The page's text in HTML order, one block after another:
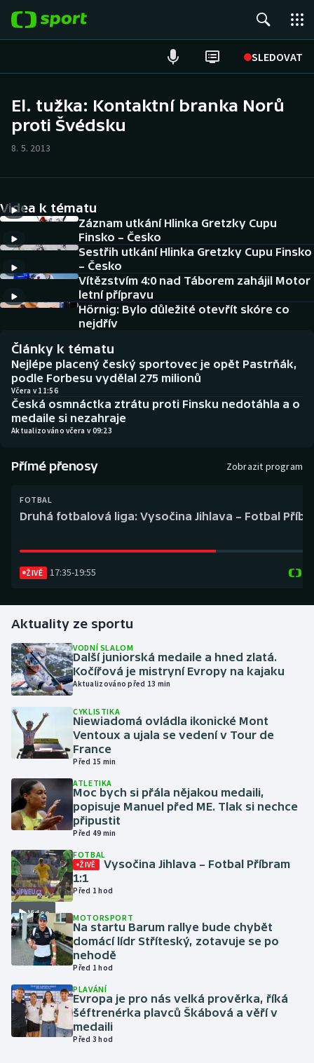
SLEDOVAT
Hokej
Cyklistika
DALŠÍ SPORTY
Americký fotbal
Baseball a softbal
Basketbal
Biatlon
Boby a skeleton
Box
Golf
Gymnastika
Házená
Jezdectví
Judo
Krasobruslení
Lezení
Lyže a snowboard
Moderní pětiboj
Motorsport
Olympijské hry
Parasport
Plavání
NEPŘEHLÉDNĚTE
Historické návraty
Aplikace ČT sport
AZ kvíz
El. tužka: Kontaktní branka Norů
proti Švédsku
8. 5. 2013
Videa k tématu
Záznam utkání Hlinka Gretzky Cupu
Finsko – Česko
Sestřih utkání Hlinka Gretzky Cupu Finsko
– Česko
Vítězstvím 4:0 nad Táborem zahájil Motor
letní přípravu
Hörnig: Bylo důležité otevřít skóre co
nejdřív
Články k tématu
Nejlépe placený český sportovec je opět Pastrňák,
podle Forbesu vydělal 275 milionů
Včera v 11:56
Česká osmnáctka ztrátu proti Finsku nedotáhla a o
medaile si nezahraje
Aktualizováno včera v 09:23
Přímé přenosy Zobrazit program
FOTBAL
Druhá fotbalová liga: Vysočina Jihlava – Fotbal
ŽIVĚ 17:35-19:55
Aktuality ze sportu
VODNÍ SLALOM
Další juniorská medaile a hned zlatá.
Kočířová je mistryní Evropy na kajaku
Aktualizováno před 13 min
CYKLISTIKA
Niewiadomá ovládla ikonické Mont
Ventoux a ujala se vedení v Tour de
France
Před 15 min
ATLETIKA
Moc bych si přála nějakou medaili,
popisuje Manuel před ME. Tlak si nechce
připustit
Před 49 min
Video
FOTBAL
ŽIVĚ
Vysočina Jihlava – Fotbal Příbram
1:1
Před 1 hod
MOTORSPORT
Na startu Barum rallye bude chybět
domácí lídr Stříteský, zotavuje se po
nehodě
Před 1 hod
PLAVÁNÍ
Evropa je pro nás velká prověrka, říká
šéftrenérka plavců Škábová a věří v
medaili
Před 3 hod